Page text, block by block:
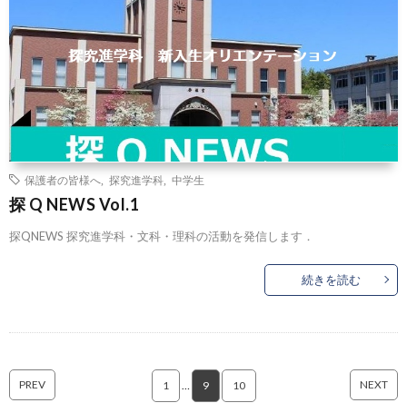
保護者の皆様へ 探究進学科 中学生
探 Q NEWS Vol.1
探QNEWS 探究進学科・文科・理科の活動を発信します．
続きを読む
PREV 1 9 10 NEXT